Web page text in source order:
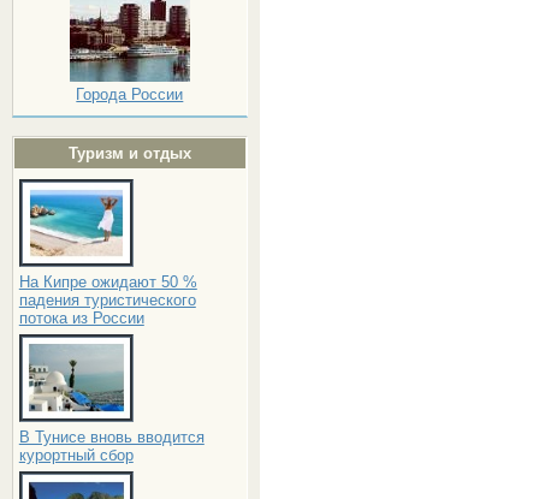
Города России
Туризм и отдых
На Кипре ожидают 50 %
падения туристического
потока из России
В Тунисе вновь вводится
курортный сбор